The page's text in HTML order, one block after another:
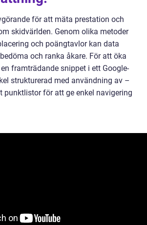
för att mäta prestation och
skidvärlden. Genom olika metoder
och poängtavlor kan data
och ranka åkare. För att öka
framträdande snippet i ett Google-
strukturerad med användning av –
punktlistor för att ge enkel navigering